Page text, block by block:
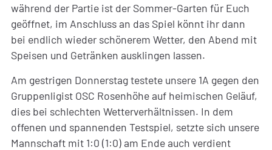
während der Partie ist der Sommer-Garten für Euch
geöffnet, im Anschluss an das Spiel könnt ihr dann
bei endlich wieder schönerem Wetter, den Abend mit
Speisen und Getränken ausklingen lassen.
Am gestrigen Donnerstag testete unsere 1A gegen den
Gruppenligist OSC Rosenhöhe auf heimischen Geläuf,
dies bei schlechten Wetterverhältnissen. In dem
offenen und spannenden Testspiel, setzte sich unsere
Mannschaft mit 1:0 (1:0) am Ende auch verdient